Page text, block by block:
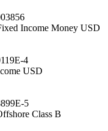
Income Money USD
4
USD
5
Class B